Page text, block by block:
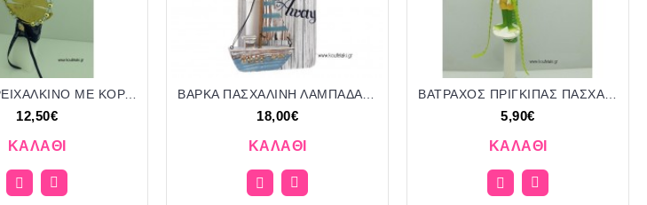
ΒΑΡΚΑ ΟΡΕΙΧΑΛΚΙΝΟ ΜΕ ΚΟΡΔΟΝΙΑ ΚΑΙ ΚΥΚΛΟ ΑΠΟ ΧΑΝΤΡΕΣ ΠΑΣΧΑΛΙΝΗ ΛΑΜΠΑΔΑ ΤΖΑ-01227 12.50€!!!
12,50€
ΚΑΛΆΘΙ
ΒΑΡΚΑ ΠΑΣΧΑΛΙΝΗ ΛΑΜΠΑΔΑ ΜΕ ΞΥΛΙΝΟ ΑΝΤΙΚΕΙΜΕΝΟ ΣΕ ΞΥΛΙΝΟ ΔΙΑΚΟΣΜΗΤΙΚΟ ΠΟΡΤΑΣ ΚΑΙ ΣΥΣΚΕΥΑΣΙΑ ΔΩΡΟΥ ΠΑΡ-19297/411100 18.00€!!!!
18,00€
ΚΑΛΆΘΙ
ΒΑΤΡΑΧΟΣ ΠΡΙΓΚΙΠΑΣ ΠΑΣΧΑΛΙΝΗ ΛΑΜΠΑΔΑ ΧΕΙΡΟΠΟΙΗΤΗ ΜΕ ΚΕΡΑΜΙΚΟ ΑΝΤΙΚΕΙΜΕΝΟ ΜΕ ΚΟΡΔΕΛΕΣ ΚΑΙ ΚΟΡΔΟΝΙΑ ΤΖΑ-01094 5.90€!!!!
5,90€
ΚΑΛΆΘΙ